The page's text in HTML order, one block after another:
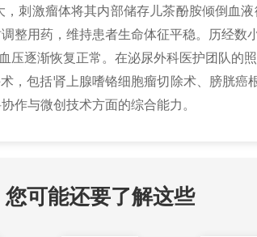
刺激瘤体将其内部储存儿茶酚胺倾倒血液
整用药，维持患者生命体征平稳。历经数
逐渐恢复正常。在泌尿外科医护团队的照
，包括肾上腺嗜铬细胞瘤切除术、膀胱癌
作与微创技术方面的综合能力。
您可能还要了解这些